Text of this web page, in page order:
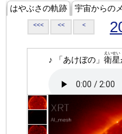
はやぶさの軌跡 宇宙からの
<<< << <
♪ 「あけぼの」 衛星
えいせい